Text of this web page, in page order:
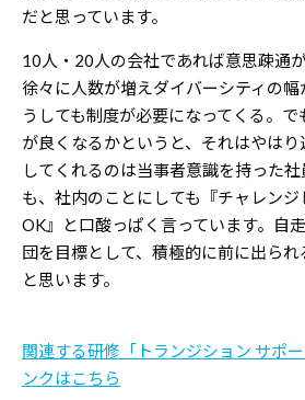
だと思っています。
10人・20人の会社であれば意思疎通
徐々に人数が増えダイバーシティの
うしても制度が必要になってくる。
が良くなるかというと、それはやはり
してくれるのは当事者意識を持った
も、社内のことにしても『チャレン
OK』と口酸っぱく言っています。自
団を目標として、積極的に前に出ら
と思います。
関連する研修「トランジション サポ
ンクはこちら